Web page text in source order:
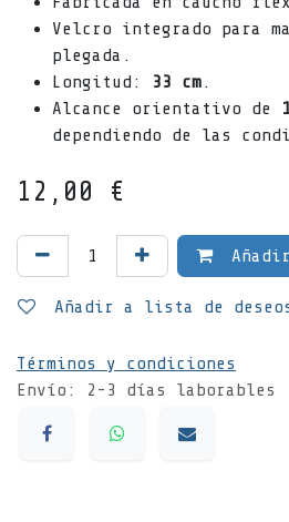
Velcro integrado para
plegada.
Longitud:
33 cm.
Alcance orientativo de
dependiendo de las
12,00 €
Añadir a lista de
Términos y condiciones
Envío: 2-3 días laborables